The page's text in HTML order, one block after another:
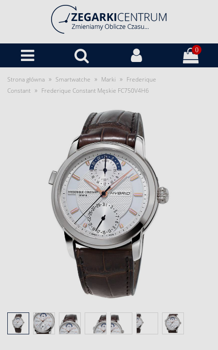
0
Strona główna » Smartwatche » Marki » Frederique
Constant » Frederique Constant Męskie FC750V4H6